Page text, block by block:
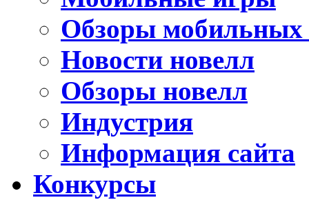
Обзоры мобильных
Новости новелл
Обзоры новелл
Индустрия
Информация сайта
Конкурсы